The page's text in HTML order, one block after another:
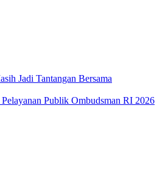
Jadi Tantangan Bersama
Publik Ombudsman RI 2026